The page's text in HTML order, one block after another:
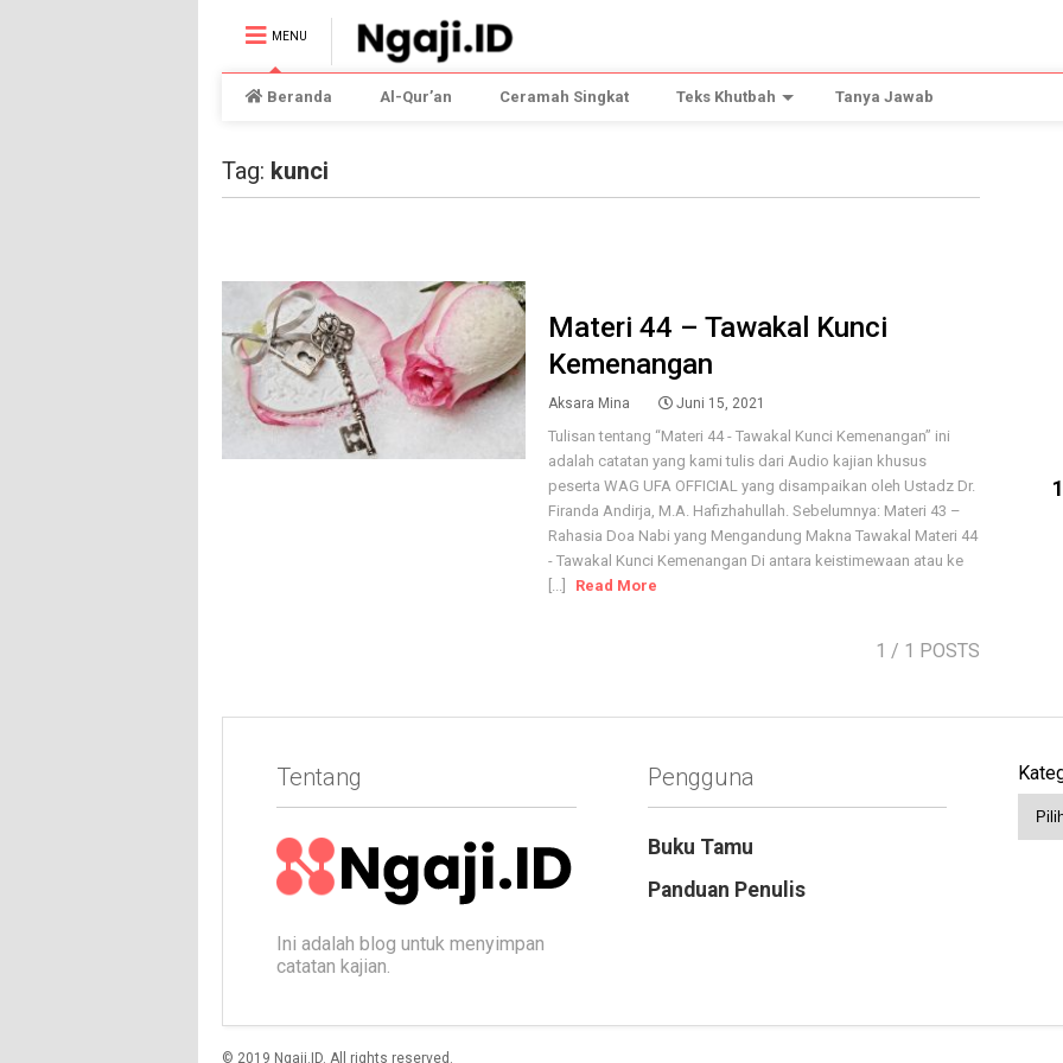
MENU
Beranda Al-Qur’an Ceramah Singkat Teks Khutbah Tanya Jawab
Tag: kunci
Materi 44 – Tawakal Kunci
Kemenangan
Aksara Mina Juni 15, 2021
Tulisan tentang “Materi 44 - Tawakal Kunci Kemenangan” ini
adalah catatan yang kami tulis dari Audio kajian khusus
peserta WAG UFA OFFICIAL yang disampaikan oleh Ustadz Dr.
Firanda Andirja, M.A. Hafizhahullah. Sebelumnya: Materi 43 –
Rahasia Doa Nabi yang Mengandung Makna Tawakal Materi 44
- Tawakal Kunci Kemenangan Di antara keistimewaan atau ke
[...]
Read More
1 / 1 POSTS
Tentang
Ini adalah blog untuk menyimpan
catatan kajian.
Pengguna
Buku Tamu
Panduan Penulis
© 2019 Ngaji.ID. All rights reserved.